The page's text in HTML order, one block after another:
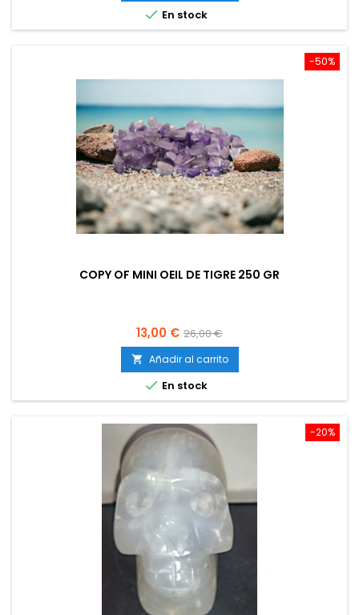
 En stock
-50%
COPY OF MINI OEIL DE TIGRE 250 GR
Precio
13,00 € Precio
base
26,00 €
 Añadir al carrito
 En stock
-20%